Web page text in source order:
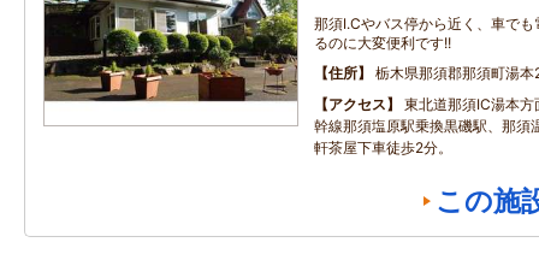
那須I.Cやバス停から近く、車で
るのに大変便利です!!
住所
栃木県那須郡那須町湯
アクセス
東北道那須IC湯本
幹線那須塩原駅乗換黒磯駅、那須
軒茶屋下車徒歩2分。
この施